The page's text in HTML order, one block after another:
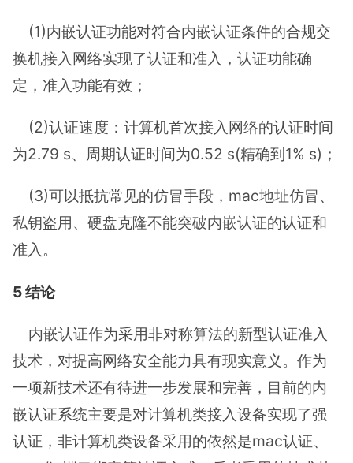
(1)内嵌认证功能对符合内嵌认证条件的合规交
换机接入网络实现了认证和准入，认证功能确
定，准入功能有效；
(2)认证速度：计算机首次接入网络的认证时间
为2.79 s、周期认证时间为0.52 s(精确到1% s)；
(3)可以抵抗常见的仿冒手段，mac地址仿冒、
私钥盗用、硬盘克隆不能突破内嵌认证的认证和
准入。
5 结论
内嵌认证作为采用非对称算法的新型认证准入
技术，对提高网络安全能力具有现实意义。作为
一项新技术还有待进一步发展和完善，目前的内
嵌认证系统主要是对计算机类接入设备实现了强
认证，非计算机类设备采用的依然是mac认证、